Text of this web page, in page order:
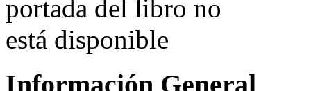
Información General